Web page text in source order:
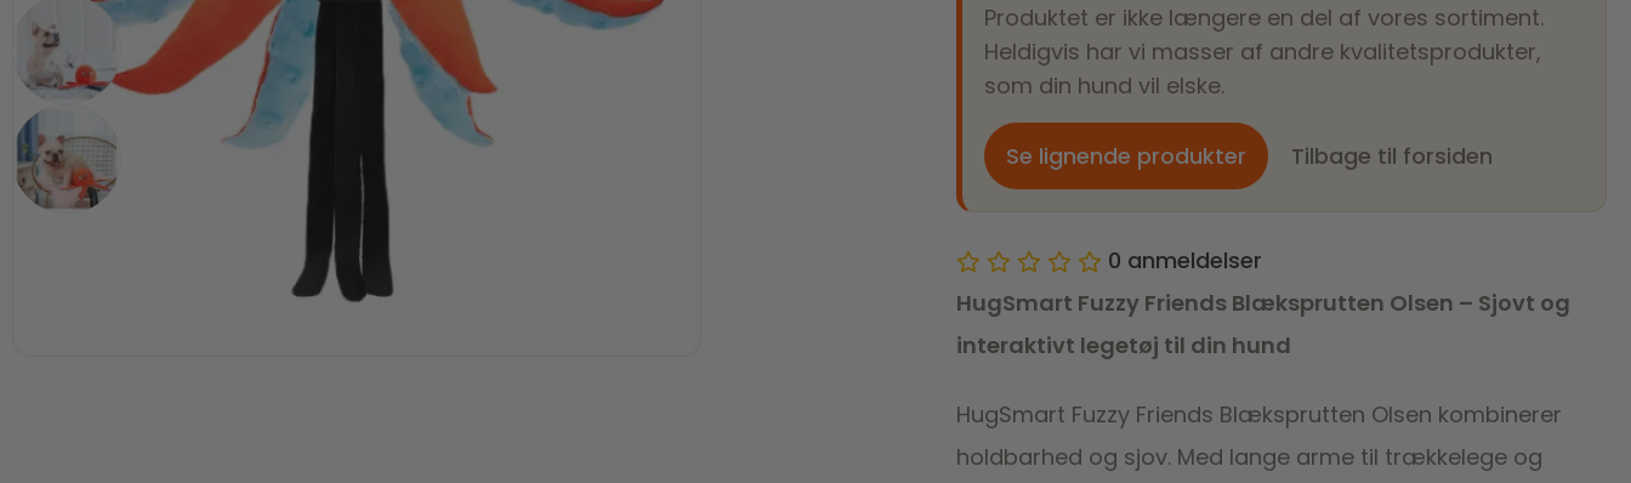
Produktet er ikke længere en del af vores sortiment.
Heldigvis har vi masser af andre kvalitetsprodukter,
som din hund vil elske.
Se lignende produkter Tilbage til forsiden
0 anmeldelser
HugSmart Fuzzy Friends Blæksprutten Olsen – Sjovt og
interaktivt legetøj til din hund
HugSmart Fuzzy Friends Blæksprutten Olsen kombinerer
holdbarhed og sjov. Med lange arme til trækkelege og